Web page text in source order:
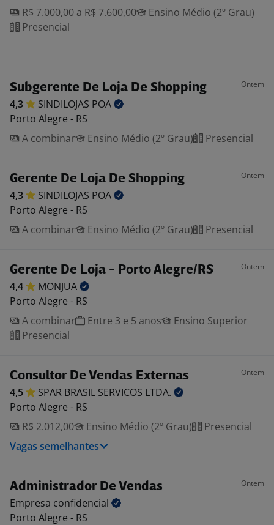
R$ 7.000,00 a R$ 7.600,00
Ensino Médio (2º Grau)
Presencial
Subgerente De Loja De Shopping Ontem
4,3 SINDILOJAS POA
Porto Alegre - RS
A combinar
Ensino Médio (2º Grau) Presencial
Gerente De Loja De Shopping Ontem
4,3 SINDILOJAS POA
Porto Alegre - RS
A combinar
Ensino Médio (2º Grau) Presencial
Gerente De Loja - Porto Alegre/RS Ontem
4,4
MONJUA
Porto Alegre - RS
A combinar
Entre 3 e 5 anos
Ensino Superior
Presencial
Consultor De Vendas Externas Ontem
4,5 SPAR BRASIL SERVICOS LTDA.
Porto Alegre - RS
R$ 2.012,00
Ensino Médio (2º Grau)
Presencial
Vagas semelhantes
Administrador De Vendas Ontem
Empresa confidencial
Porto Alegre - RS